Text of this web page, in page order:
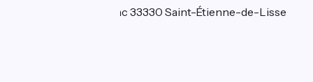
1550 Route de Pressac 33330 Saint-Étienne-de-Lisse